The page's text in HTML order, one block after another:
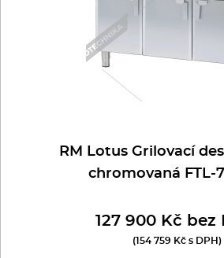
Řeznické stroje
Konvektomaty/Pece
Stolní zařízení
RM GASTRO 700
RM GASTRO 900
RM Lotus Grilovací
chromovaná FTL-
127 900 Kč bez
(154 759 Kč s DPH)